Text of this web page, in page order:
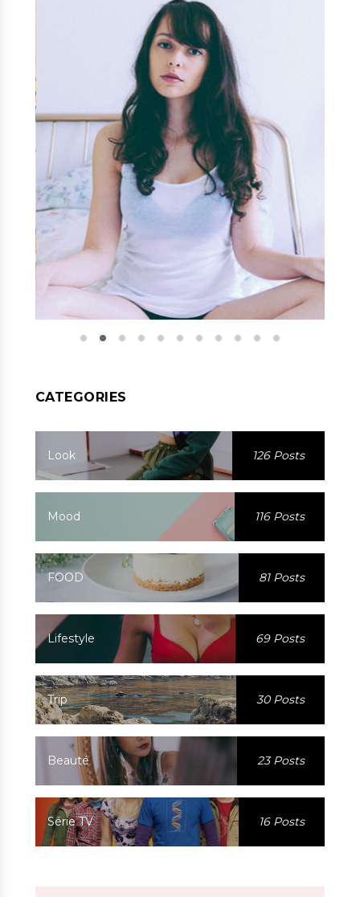
CATEGORIES
Look 126 Posts
Mood 116 Posts
FOOD 81 Posts
Lifestyle 69 Posts
Trip 30 Posts
Beauté 23 Posts
Série TV 16 Posts